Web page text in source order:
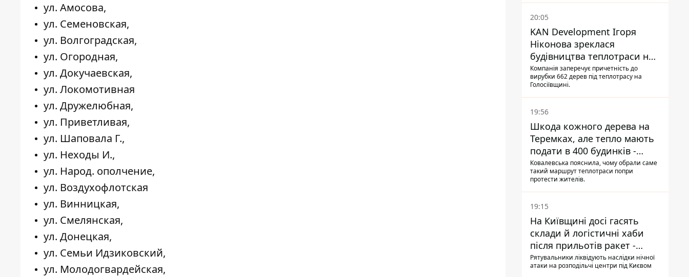
ул. Амосова,
ул. Семеновская,
ул. Волгоградская,
ул. Огородная,
ул. Докучаевская,
ул. Локомотивная
ул. Дружелюбная,
ул. Приветливая,
ул. Шаповала Г.,
ул. Неходы И.,
ул. Народ. ополчение,
ул. Воздухофлотская
ул. Винницкая,
ул. Смелянская,
ул. Донецкая,
ул. Семьи Идзиковский,
ул. Молодогвардейская,
20:05
KAN Development Ігоря
Ніконова зреклася
будівництва теплотраси на
Теремках
Компанія заперечує причетність до
вирубки 662 дерев під теплотрасу на
Голосіївщині.
19:56
Шкода кожного дерева на
Теремках, але тепло мають
подати в 400 будинків -
депутатка Київради
Ковалевська пояснила, чому обрали саме
такий маршрут теплотраси попри
протести жителів.
19:15
На Київщині досі гасять
склади й логістичні хаби
після прильотів ракет -
ДСНС
Рятувальники ліквідують наслідки нічної
атаки на розподільчі центри під Києвом